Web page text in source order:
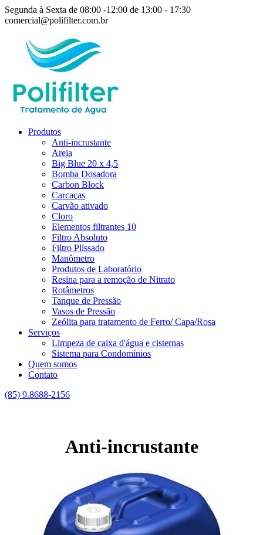
Segunda à Sexta de 08:00 -12:00 de 13:00 - 17:30
comercial@polifilter.com.br
Produtos
Anti-incrustante
Areia
Big Blue 20 x 4,5
Bomba Dosadora
Carbon Block
Carcaças
Carvão ativado
Cloro
Elementos filtrantes 10
Filtro Absoluto
Filtro Plissado
Manômetro
Produtos de Laboratório
Resina para a remoção de Nitrato
Rotâmetros
Tanque de Pressão
Vasos de Pressão
Zeólita para tratamento de Ferro/ Capa/Rosa
Serviços
Limpeza de caixa d'água e cisternas
Sistema para Condomínios
Quem somos
Contato
(85) 9.8688-2156
Anti-incrustante